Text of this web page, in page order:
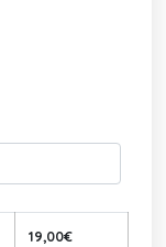
19,00€